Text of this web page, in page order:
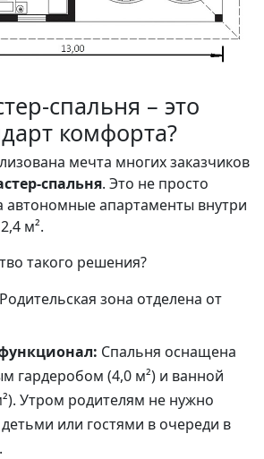
спальня – это
комфорта?
мечта многих заказчиков
спальня. Это не просто
автономные апартаменты внутри
м².
такого решения?
Родительская зона отделена от
Спальня оснащена
гардеробом (4,0 м²) и ванной
Утром родителям не нужно
детьми или гостями в очереди в